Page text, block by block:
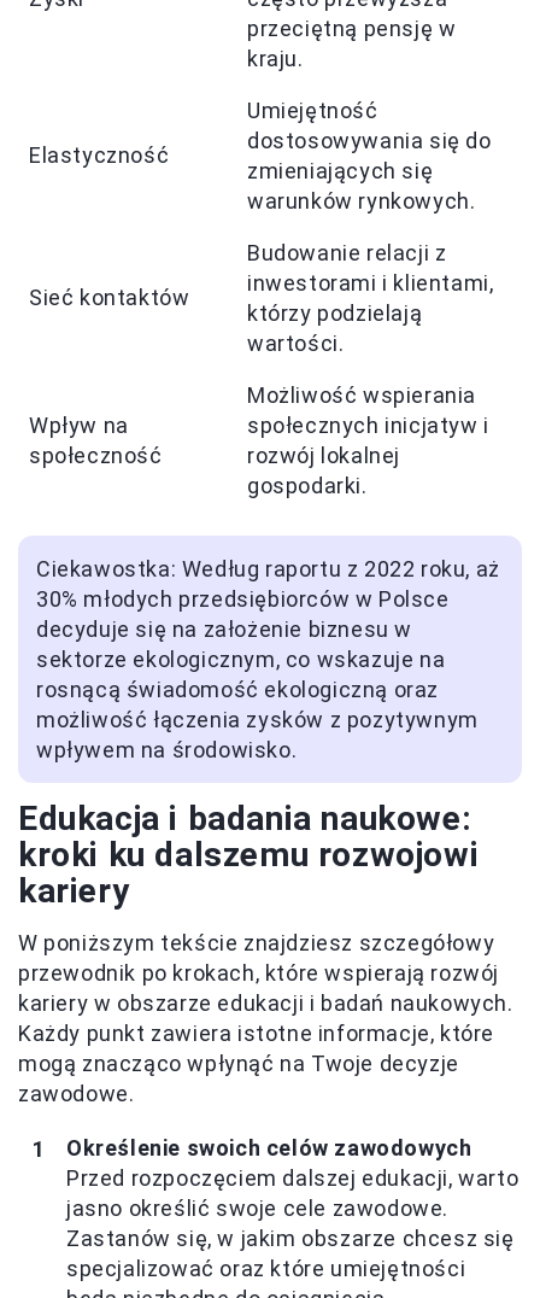
przeciętną pensję w
kraju.
Elastyczność
Umiejętność
dostosowywania się do
zmieniających się
warunków rynkowych.
Sieć kontaktów
Budowanie relacji z
inwestorami i klientami,
którzy podzielają
wartości.
Wpływ na
społeczność
Możliwość wspierania
społecznych inicjatyw i
rozwój lokalnej
gospodarki.
Ciekawostka: Według raportu z 2022 roku, aż
30% młodych przedsiębiorców w Polsce
decyduje się na założenie biznesu w
sektorze ekologicznym, co wskazuje na
rosnącą świadomość ekologiczną oraz
możliwość łączenia zysków z pozytywnym
wpływem na środowisko.
Edukacja i badania naukowe:
kroki ku dalszemu rozwojowi
kariery
W poniższym tekście znajdziesz szczegółowy
przewodnik po krokach, które wspierają rozwój
kariery w obszarze edukacji i badań naukowych.
Każdy punkt zawiera istotne informacje, które
mogą znacząco wpłynąć na Twoje decyzje
zawodowe.
Określenie swoich celów zawodowych
Przed rozpoczęciem dalszej edukacji, warto
jasno określić swoje cele zawodowe.
Zastanów się, w jakim obszarze chcesz się
specjalizować oraz które umiejętności